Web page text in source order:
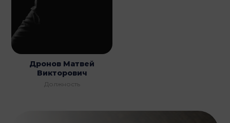
Дронов Матвей
Викторович
Должность